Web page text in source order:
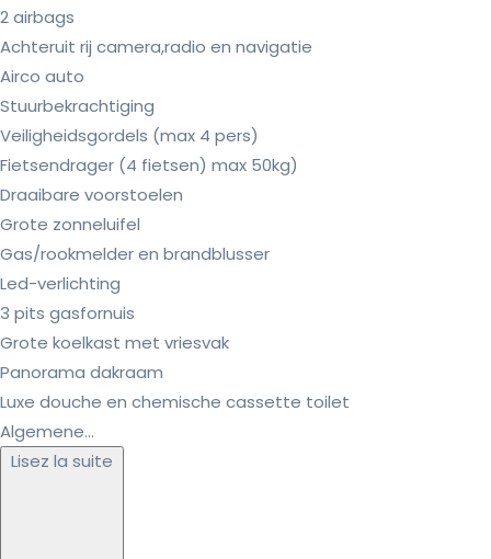
2 airbags
Achteruit rij camera,radio en navigatie
Airco auto
Stuurbekrachtiging
Veiligheidsgordels (max 4 pers)
Fietsendrager (4 fietsen) max 50kg)
Draaibare voorstoelen
Grote zonneluifel
Gas/rookmelder en brandblusser
Led-verlichting
3 pits gasfornuis
Grote koelkast met vriesvak
Panorama dakraam
Luxe douche en chemische cassette toilet
Algemene...
Lisez la suite